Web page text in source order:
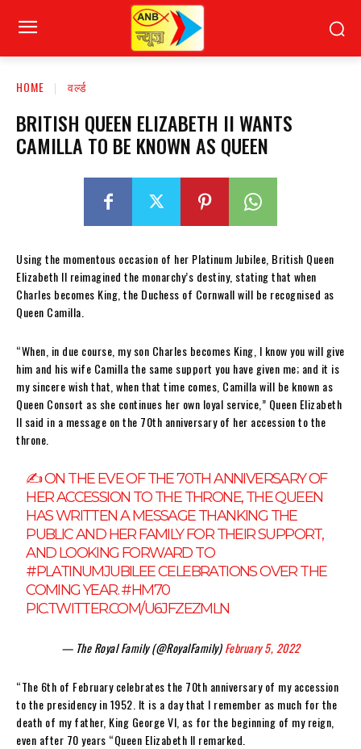
HOME वर्ल्ड
BRITISH QUEEN ELIZABETH II WANTS
CAMILLA TO BE KNOWN AS QUEEN
Using the momentous occasion of her Platinum Jubilee, British Queen
Elizabeth II reimagined the monarchy’s destiny, stating that when
Charles becomes King, the Duchess of Cornwall will be recognised as
Queen Camilla.
“When, in due course, my son Charles becomes King, I know you will give
him and his wife Camilla the same support you have given me; and it is
my sincere wish that, when that time comes, Camilla will be known as
Queen Consort as she continues her own loyal service,” Queen Elizabeth
II said in a message on the 70th anniversary of her accession to the
throne.
✍️ ON THE EVE OF THE 70TH ANNIVERSARY OF
HER ACCESSION TO THE THRONE, THE QUEEN
HAS WRITTEN A MESSAGE THANKING THE
PUBLIC AND HER FAMILY FOR THEIR SUPPORT,
AND LOOKING FORWARD TO
#PLATINUMJUBILEECELEBRATIONS OVER THE
COMING YEAR.#HM70
PIC.TWITTER.COM/U6JFZEZMLN
— The Royal Family (@RoyalFamily)February 5, 2022
“The 6th of February celebrates the 70th anniversary of my accession
to the presidency in 1952. It is a day that I remember as much for the
death of my father, King George VI, as for the beginning of my reign,
even after 70 years “Queen Elizabeth II remarked.